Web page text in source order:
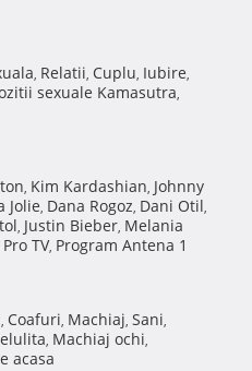
, Relatii, Cuplu, Iubire,
sexuale Kamasutra,
, Kim Kardashian, Johnny
Jolie, Dana Rogoz, Dani Otil,
, Justin Bieber, Melania
TV, Program Antena 1
, Coafuri, Machiaj, Sani,
, Machiaj ochi,
acasa